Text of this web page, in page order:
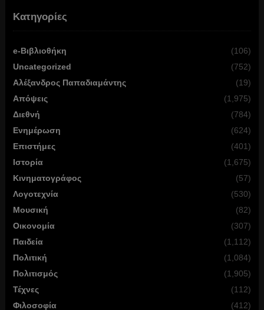
Κατηγορίες
e-Βιβλιοθήκη
(106)
Uncategorized
(752)
Αλέξανδρος Παπαδιαμάντης
(19)
Απόψεις
(1,975)
Διεθνή
(784)
Ενημέρωση
(624)
Επιστήμες
(401)
Ιστορία
(1,675)
Κινηματογράφος
(57)
Λογοτεχνία
(530)
Μουσική
(82)
Οικονομία
(307)
Παιδεία
(1,112)
Πολιτική
(1,084)
Πολιτισμός
(1,905)
Τέχνες
(112)
Φιλοσοφία
(412)